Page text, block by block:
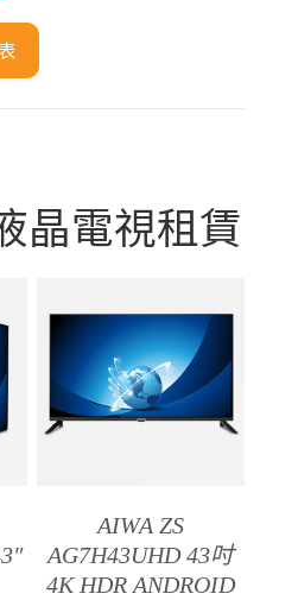
晶電視租賃
AIWA ZS
AG7H43UHD 43吋
4K HDR ANDROID